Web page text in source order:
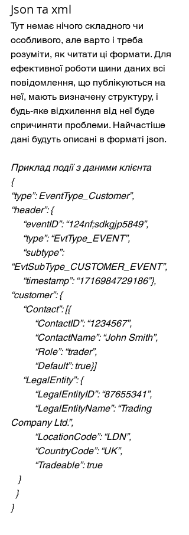
Json та xml
Тут немає нічого складного чи
особливого, але варто і треба
розуміти, як читати ці формати. Для
ефективної роботи шини даних всі
повідомлення, що публікуються на
неї, мають визначену структуру, і
будь-яке відхилення від неї буде
спричиняти проблеми. Найчастіше
дані будуть описані в форматі json.
Приклад події з даними клієнта
{
“type”: EventType_Customer”,
“header”: {
“eventID”: “124nf;sdkgjp5849”,
“type”: “EvtType_EVENT”,
“subtype”:
“EvtSubType_CUSTOMER_EVENT”,
“timestamp”: “1716984729186”},
“customer”: {
“Contact”: [{
“ContactID”: “1234567”,
“ContactName”: “John Smith”,
“Role”: “trader”,
“Default”: true}]
“LegalEntity”: {
“LegalEntityID”: “87655341”,
“LegalEntityName”: “Trading
Company Ltd.”,
“LocationCode”: “LDN”,
“CountryCode”: “UK”,
“Tradeable”: true
}
}
}